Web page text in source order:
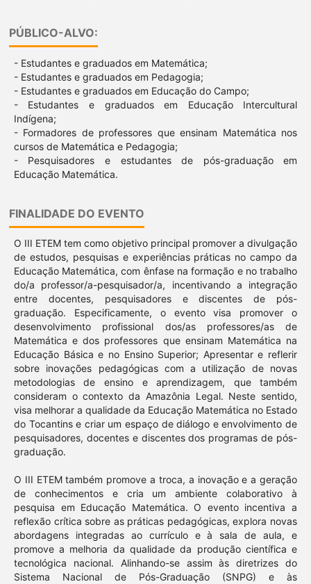
PÚBLICO-ALVO:
- Estudantes e graduados em Matemática;
- Estudantes e graduados em Pedagogia;
- Estudantes e graduados em Educação do Campo;
- Estudantes e graduados em Educação Intercultural
Indígena;
- Formadores de professores que ensinam Matemática nos
cursos de Matemática e Pedagogia;
- Pesquisadores e estudantes de pós-graduação em
Educação Matemática.
FINALIDADE DO EVENTO
O III ETEM tem como objetivo principal promover a divulgação
de estudos, pesquisas e experiências práticas no campo da
Educação Matemática, com ênfase na formação e no trabalho
do/a professor/a-pesquisador/a, incentivando a integração
entre docentes, pesquisadores e discentes de pós-
graduação. Especificamente, o evento visa promover o
desenvolvimento profissional dos/as professores/as de
Matemática e dos professores que ensinam Matemática na
Educação Básica e no Ensino Superior; Apresentar e reflerir
sobre inovações pedagógicas com a utilização de novas
metodologias de ensino e aprendizagem, que também
consideram o contexto da Amazônia Legal. Neste sentido,
visa melhorar a qualidade da Educação Matemática no Estado
do Tocantins e criar um espaço de diálogo e envolvimento de
pesquisadores, docentes e discentes dos programas de pós-
graduação.
O III ETEM também promove a troca, a inovação e a geração
de conhecimentos e cria um ambiente colaborativo à
pesquisa em Educação Matemática. O evento incentiva a
reflexão crítica sobre as práticas pedagógicas, explora novas
abordagens integradas ao currículo e à sala de aula, e
promove a melhoria da qualidade da produção científica e
tecnológica nacional. Alinhando-se assim às diretrizes do
Sistema Nacional de Pós-Graduação (SNPG) e às